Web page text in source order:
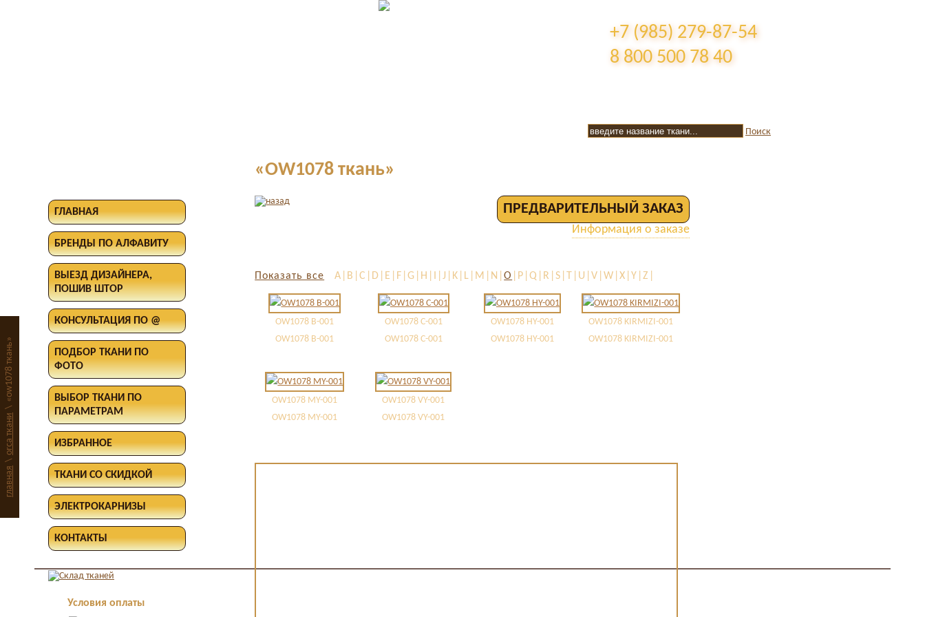
главная
\
orca ткани
\
«ow1078 ткань»
+7 (985) 279-87-54
8 800 500 78 40
Поиск
ГЛАВНАЯ
БРЕНДЫ ПО АЛФАВИТУ
ВЫЕЗД ДИЗАЙНЕРА,
ПОШИВ ШТОР
КОНСУЛЬТАЦИЯ ПО @
ПОДБОР ТКАНИ ПО
ФОТО
ВЫБОР ТКАНИ ПО
ПАРАМЕТРАМ
ИЗБРАННОЕ
ТКАНИ СО СКИДКОЙ
ЭЛЕКТРОКАРНИЗЫ
КОНТАКТЫ
Условия оплаты
«OW1078 ткань»
ПРЕДВАРИТЕЛЬНЫЙ ЗАКАЗ
Информация о заказе
Показать все A|B|C|D|E|F|G|H|I|J|K|L|M|N|O |P|Q|R|S|T|U|V|W|X|Y|Z|
OW1078 B-001
OW1078 B-001
OW1078 C-001
OW1078 C-001
OW1078 HY-001
OW1078 HY-001
OW1078 KIRMIZI-001
OW1078 KIRMIZI-001
OW1078 MY-001
OW1078 MY-001
OW1078 VY-001
OW1078 VY-001